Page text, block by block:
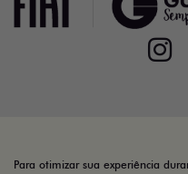
Desacelere.
Para otimizar sua experiência